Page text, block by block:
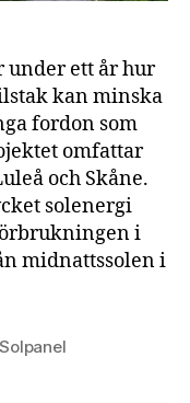
under ett år hur
kan minska
fordon som
omfattar
och Skåne.
solenergi
i
midnattssolen i
Solpanel